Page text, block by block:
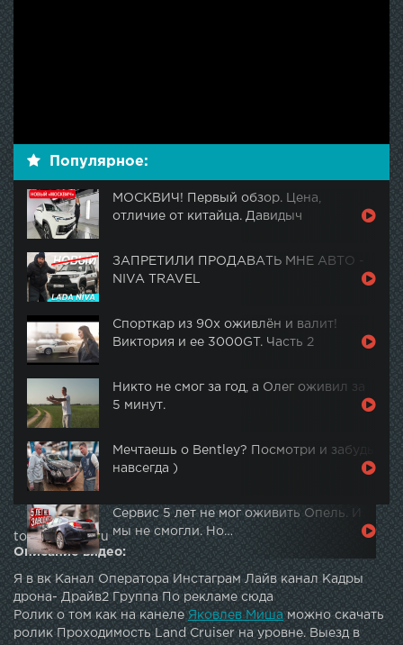
Популярное:
МОСКВИЧ! Первый обзор. Цена,
отличие от китайца. Давидыч
ЗАПРЕТИЛИ ПРОДАВАТЬ МНЕ АВТО -
NIVA TRAVEL
Спорткар из 90х оживлён и валит!
Виктория и ее 3000GT. Часть 2
Никто не смог за год, а Олег оживил за
5 минут.
Мечтаешь о Bentley? Посмотри и забудь
навсегда )
Сервис 5 лет не мог оживить Опель. И
мы не смогли. Но…
topautotube.ru
Описание видео:
Я в вк Канал Оператора Инстаграм Лайв канал Кадры
дрона- Драйв2 Группа По рекламе сюда
Ролик о том как на канелеЯковлев Мишаможно скачать
ролик Проходимость Land Cruiser на уровне. Выезд в